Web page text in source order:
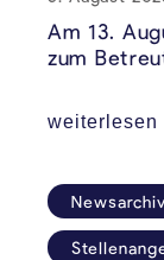
Am 13.
zum
weiterlesen
Newsarchiv